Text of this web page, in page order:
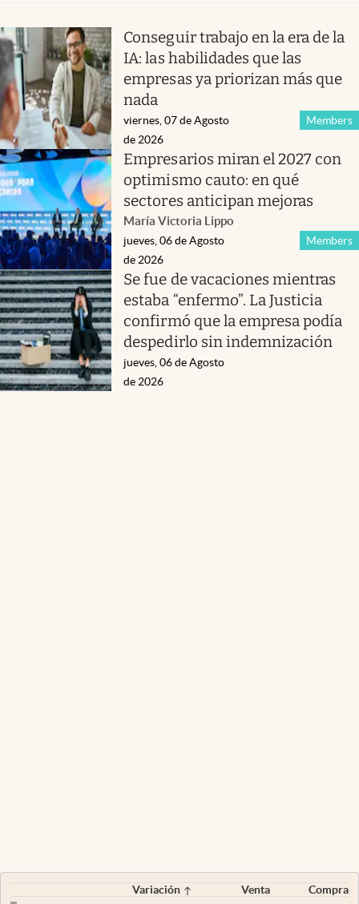
Conseguir trabajo en la era de la
IA: las habilidades que las
empresas ya priorizan más que
nada
Members
viernes, 07 de Agosto
de 2026
Empresarios miran el 2027 con
optimismo cauto: en qué
sectores anticipan mejoras
María Victoria Lippo
Members
jueves, 06 de Agosto
de 2026
Se fue de vacaciones mientras
estaba “enfermo”. La Justicia
confirmó que la empresa podía
despedirlo sin indemnización
jueves, 06 de Agosto
de 2026
Variación Venta
Compra